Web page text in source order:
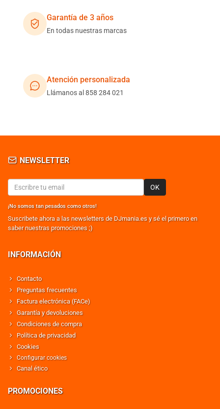
Garantía de 3 años
En todas nuestras marcas
Atención personalizada
Llámanos al 858 284 021
NEWSLETTER
OK
¡No somos tan pesados como otros!
Suscribete ahora a las newsletters de DJmania.es y sé el primero en
saber nuestras promociones ;)
INFORMACIÓN
Contacto
Preguntas frecuentes
Factura electrónica (FACe)
Garantía y devoluciones
Condiciones de compra
Política de privacidad
Cookies
Configurar cookies
Canal ético
PROMOCIONES